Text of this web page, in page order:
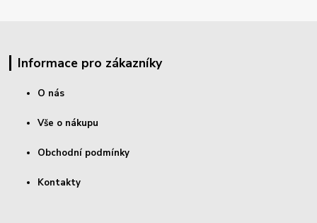
Informace pro zákazníky
O nás
Vše o nákupu
Obchodní podmínky
Kontakty